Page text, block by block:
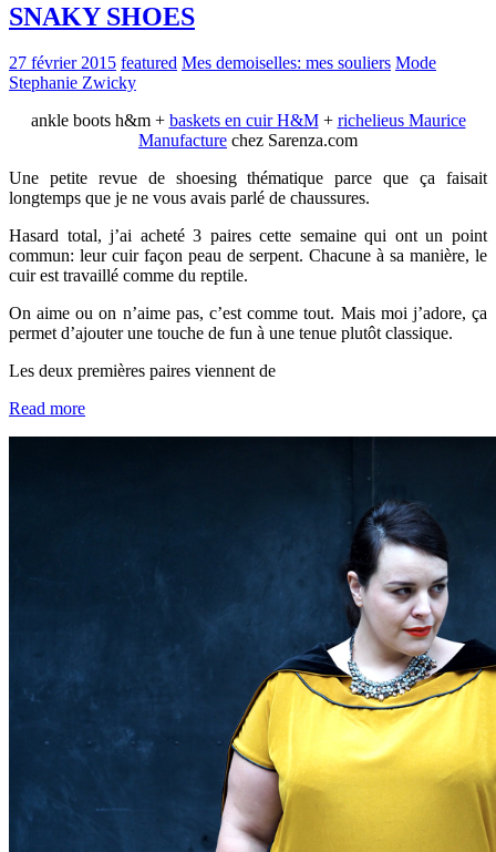
SNAKY SHOES
27 février 2015 featured Mes demoiselles: mes souliers Mode
Stephanie Zwicky
ankle boots h&m + baskets en cuir H&M+ richelieus Maurice
Manufacture chez Sarenza.com
Une petite revue de shoesing thématique parce que ça faisait
longtemps que je ne vous avais parlé de chaussures.
Hasard total, j’ai acheté 3 paires cette semaine qui ont un point
commun: leur cuir façon peau de serpent. Chacune à sa manière, le
cuir est travaillé comme du reptile.
On aime ou on n’aime pas, c’est comme tout. Mais moi j’adore, ça
permet d’ajouter une touche de fun à une tenue plutôt classique.
Les deux premières paires viennent de
Read more